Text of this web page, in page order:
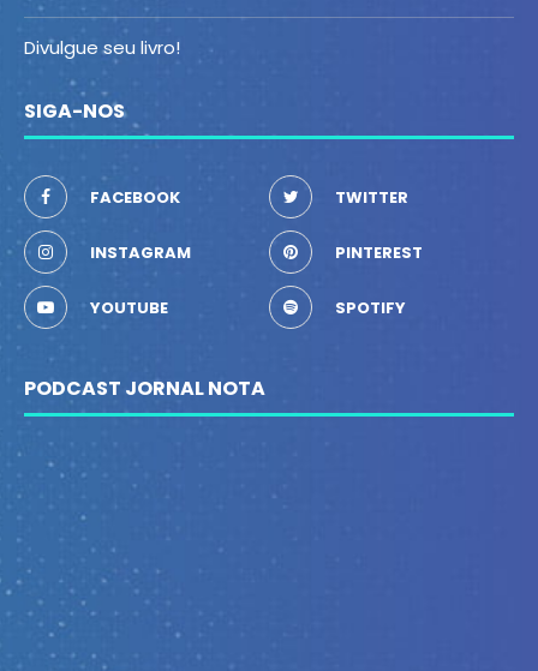
Divulgue seu livro!
SIGA-NOS
FACEBOOK TWITTER
INSTAGRAM PINTEREST
YOUTUBE SPOTIFY
PODCAST JORNAL NOTA